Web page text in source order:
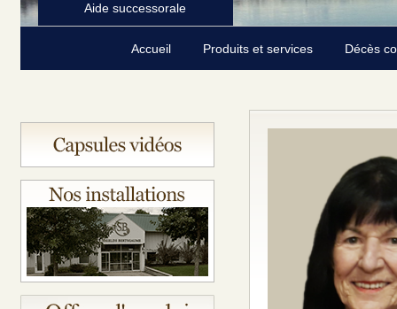
Aide successorale
Accueil Produits et services Décès